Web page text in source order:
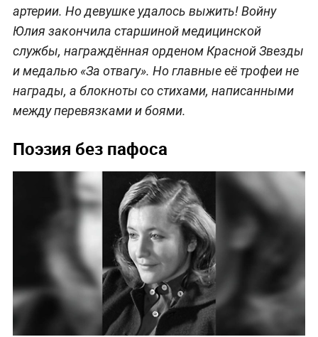
артерии. Но девушке удалось выжить! Войну
Юлия закончила старшиной медицинской
службы, награждённая орденом Красной Звезды
и медалью «За отвагу». Но главные её трофеи не
награды, а блокноты со стихами, написанными
между перевязками и боями.
Поэзия без пафоса